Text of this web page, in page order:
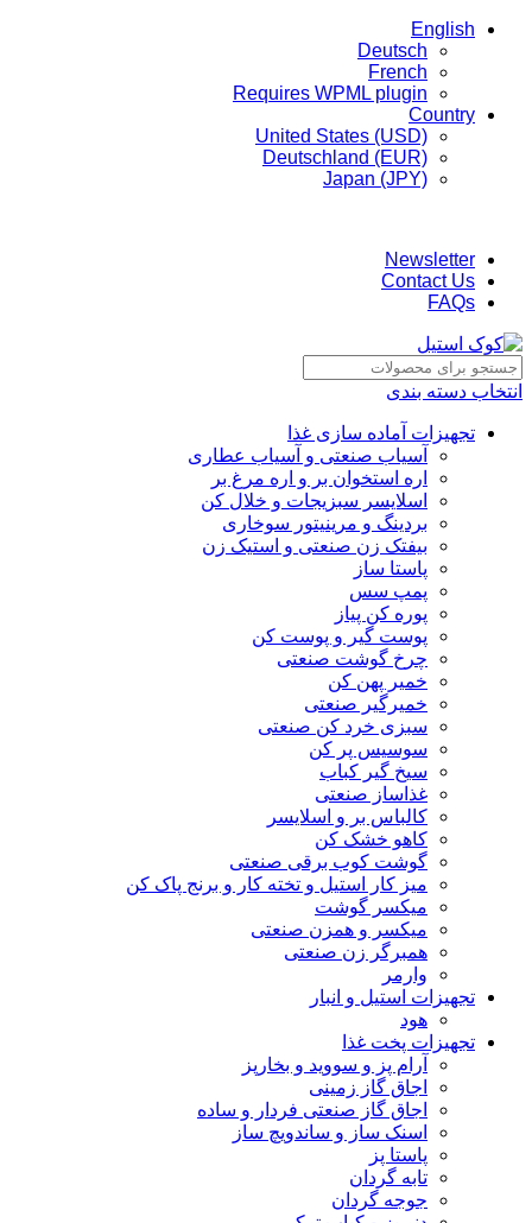
English
Deutsch
French
Requires WPML plugin
Country
United States (USD)
Deutschland (EUR)
Japan (JPY)
Newsletter
Contact Us
FAQs
انتخاب دسته بندی
تجهیزات آماده سازی غذا
آسیاب صنعتی و آسیاب عطاری
اره استخوان بر و اره مرغ بر
اسلایسر سبزیجات و خلال کن
بردینگ و مرینیتور سوخاری
بیفتک زن صنعتی و استیک زن
پاستا ساز
پمپ سس
پوره کن پیاز
پوست گیر و پوست کن
چرخ گوشت صنعتی
خمیر پهن کن
خمیرگیر صنعتی
سبزی خرد کن صنعتی
سوسیس پر کن
سیخ گیر کباب
غذاساز صنعتی
کالباس بر و اسلایسر
کاهو خشک کن
گوشت کوب برقی صنعتی
میز کار استیل و تخته کار و برنج پاک کن
میکسر گوشت
میکسر و همزن صنعتی
همبرگر زن صنعتی
وارمر
تجهیزات استیل و انبار
هود
تجهیزات پخت غذا
آرام پز و سووید و بخارپز
اجاق گاز زمینی
اجاق گاز صنعتی فردار و ساده
اسنک ساز و ساندویچ ساز
پاستا پز
تابه گردان
جوجه گردان